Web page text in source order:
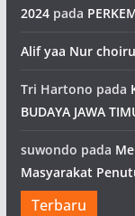
2024pada
Alif yaa Nur
Tri Hartono pada
BUDAYA JAWA
suwondo pada
Masyarakat
Terbaru